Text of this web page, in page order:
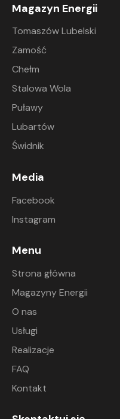
Magazyn Energii
Tomaszów Lubelski
Zamość
Chełm
Stalowa Wola
Puławy
Lubartów
Świdnik
Media
Facebook
Instagram
Menu
Strona główna
Magazyny Energii
O nas
Usługi
Realizacje
FAQ
Kontakt